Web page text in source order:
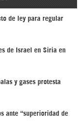
de ley para regular
de Israel en Siria en
y gases protesta
ante “superioridad de